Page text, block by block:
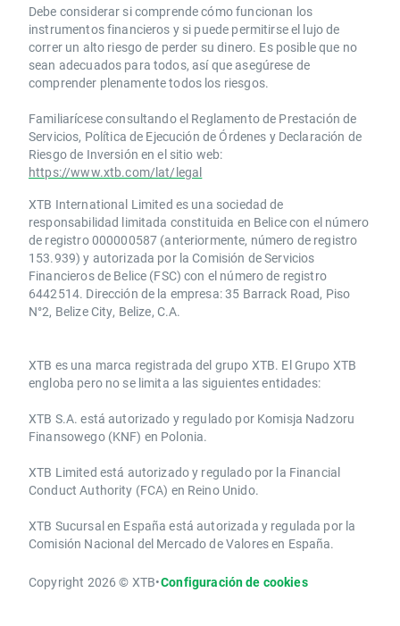
Debe considerar si comprende cómo funcionan los
instrumentos financieros y si puede permitirse el lujo de
correr un alto riesgo de perder su dinero. Es posible que no
sean adecuados para todos, así que asegúrese de
comprender plenamente todos los riesgos.
Familiarícese consultando el Reglamento de Prestación de
Servicios, Política de Ejecución de Órdenes y Declaración de
Riesgo de Inversión en el sitio web:
https://www.xtb.com/lat/legal
XTB International Limited es una sociedad de
responsabilidad limitada constituida en Belice con el número
de registro 000000587 (anteriormente, número de registro
153.939) y autorizada por la Comisión de Servicios
Financieros de Belice (FSC) con el número de registro
6442514. Dirección de la empresa: 35 Barrack Road, Piso
N°2, Belize City, Belize, C.A.
​​XTB es una marca registrada del grupo XTB. El Grupo XTB
engloba pero no se limita a las siguientes entidades:
XTB S.A.​ está autorizado y regulado por Komisja Nadzoru
Finansowego (KNF) ​en Polonia.
XTB Limited ​está autorizado y regulado por la ​Financial
Conduct Authority ​(FCA) en ​​Reino Unido.
XTB Sucursal en España está autorizada y regulada por la
Comisión Nacional del Mercado de Valores en España.
Copyright 2026 © XTB•Configuración de cookies